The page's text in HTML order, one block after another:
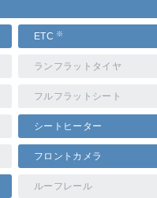
ETC ※
ランフラットタイヤ
フルフラットシート
シートヒーター
フロントカメラ
ルーフレール